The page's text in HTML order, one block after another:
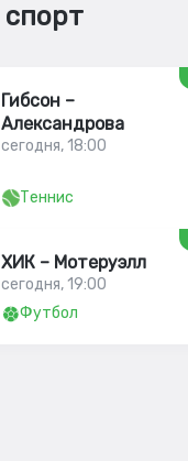
Гибсон –
Александрова
сегодня, 18:00
Теннис
ХИК – Мотеруэлл
сегодня, 19:00
Футбол